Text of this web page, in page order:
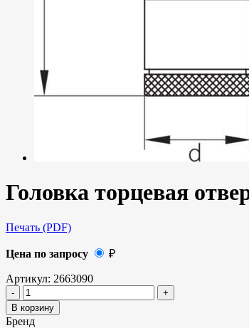
Головка торцевая
Печать (PDF)
Цена по запросу ₽
Артикул: 2663090
В корзину
Бренд